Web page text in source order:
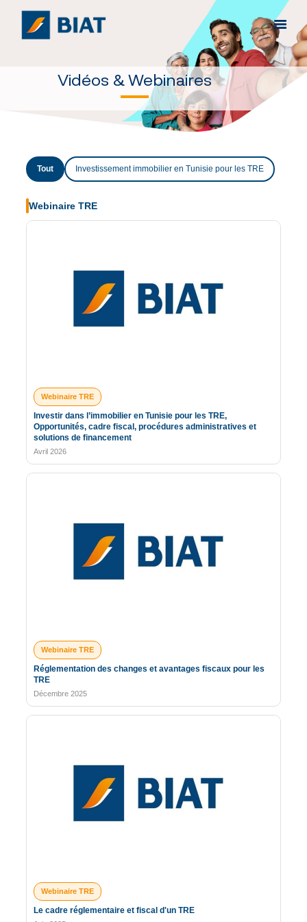
Vidéos & Webinaires
ACCUEIL
BIAT FRANCE
VIDÉOS WEBINAIRES
Tout Investissement immobilier en Tunisie pour les TRE
Webinaire TRE
Webinaire TRE
Investir dans l’immobilier en Tunisie pour les TRE,
Opportunités, cadre fiscal, procédures administratives et
solutions de financement
Avril 2026
Webinaire TRE
Réglementation des changes et avantages fiscaux pour les
TRE
Décembre 2025
Webinaire TRE
Le cadre réglementaire et fiscal d'un TRE